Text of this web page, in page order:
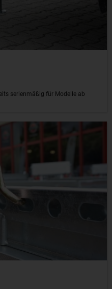
serienmäßig für Modelle ab